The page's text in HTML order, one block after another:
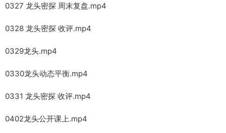
0327 龙头密探 周末复盘.mp4
0328 龙头密探 收评.mp4
0329龙头.mp4
0330龙头动态平衡.mp4
0331 龙头密探 收评.mp4
0402龙头公开课上.mp4